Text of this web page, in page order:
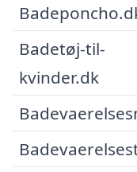
Badetøj-til-
kvinder.dk